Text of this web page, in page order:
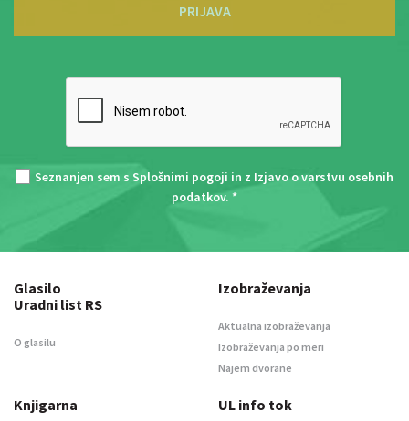
PRIJAVA
Seznanjen sem s Splošnimi pogoji in z Izjavo o varstvu osebnih
podatkov. *
Glasilo
Uradni list RS
O glasilu
Izobraževanja
Aktualna izobraževanja
Izobraževanja po meri
Najem dvorane
Knjigarna UL info tok